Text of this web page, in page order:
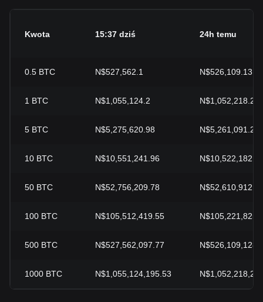
Kwota 15:37 dziś 24h temu
0.5 BTC N$527,562.1 N$526,109.13
1 BTC N$1,055,124.2 N$1,052,218.26
5 BTC N$5,275,620.98 N$5,261,091.29
10 BTC N$10,551,241.96
50 BTC N$52,756,209.78
100 BTC N$105,512,419.55
500 BTC N$527,562,097.77
1000 BTC N$1,055,124,195.53